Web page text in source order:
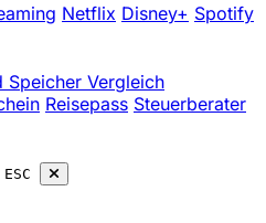
Netflix Disney+ Spotify
Speicher Vergleich
Reisepass Steuerberater
ESC